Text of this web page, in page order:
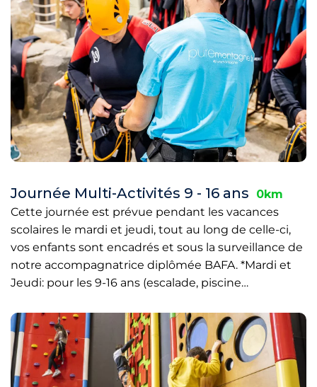
Journée Multi-Activités 9 - 16 ans
0km
Cette journée est prévue pendant les vacances
scolaires le mardi et jeudi, tout au long de celle-ci,
vos enfants sont encadrés et sous la surveillance de
notre accompagnatrice diplômée BAFA. *Mardi et
Jeudi: pour les 9-16 ans (escalade, piscine…